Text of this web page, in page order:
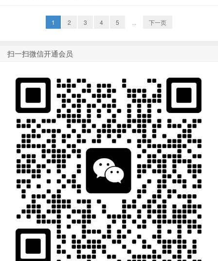
1 2 3 4 5 下一页
扫一扫微信开通会员